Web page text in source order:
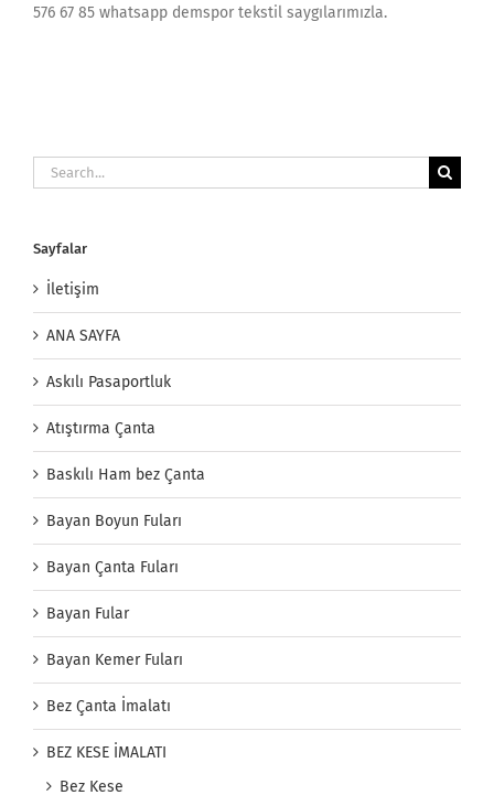
576 67 85 whatsapp demspor tekstil saygılarımızla.
Search
for:
Sayfalar
İletişim
ANA SAYFA
Askılı Pasaportluk
Atıştırma Çanta
Baskılı Ham bez Çanta
Bayan Boyun Fuları
Bayan Çanta Fuları
Bayan Fular
Bayan Kemer Fuları
Bez Çanta İmalatı
BEZ KESE İMALATI
Bez Kese